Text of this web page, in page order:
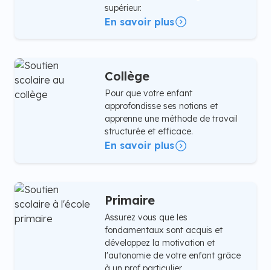
supérieur.
En savoir plus
Collège
Pour que votre enfant
approfondisse ses notions et
apprenne une méthode de travail
structurée et efficace.
En savoir plus
Primaire
Assurez vous que les
fondamentaux sont acquis et
développez la motivation et
l'autonomie de votre enfant grâce